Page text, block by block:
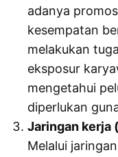
adanya
kesempatan
melakukan
eksposur
mengetahui
diperlukan
Jaringan kerja
Melalui